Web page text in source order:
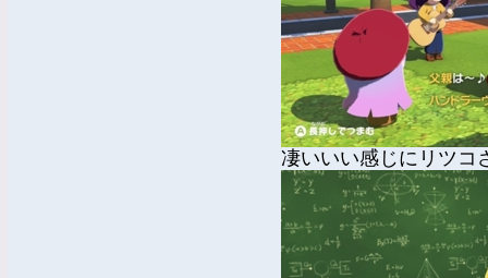
凄いいい感じにリツコ